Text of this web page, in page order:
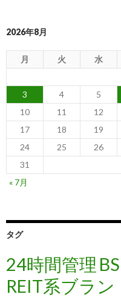
2026年8月
月 火 水
3
4 5
10
11 12
17
18 19
24
25 26
31
« 7月
タグ
24時間管理 BS
REIT系ブラ